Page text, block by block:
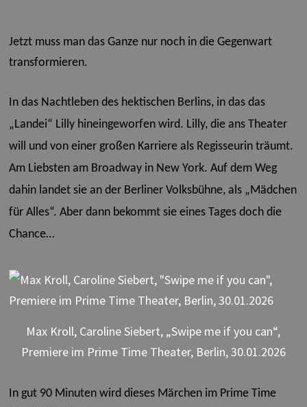
Jetzt muss man das Ganze nur noch in die Gegenwart
transformieren.
In das Nachtleben des hektischen Berlins, in das das
„Landei“ Lilly hineingeworfen wird. Lilly, die ans Theater
will und von einer großen Karriere als Regisseurin träumt.
Am Liebsten am Broadway in New York. Auf dem Weg
dahin landet sie an der Berliner Volksbühne, als „Mädchen
für Alles“. Aber dann bekommt sie eines Tages doch die
Chance…
Max Kroll, Caroline Siebert, „Swipe me if you can“,
Premiere im Prime Time Theater, Berlin, 30.01.2026
In gut 90 Minuten wird dieses Märchen im Prime Time